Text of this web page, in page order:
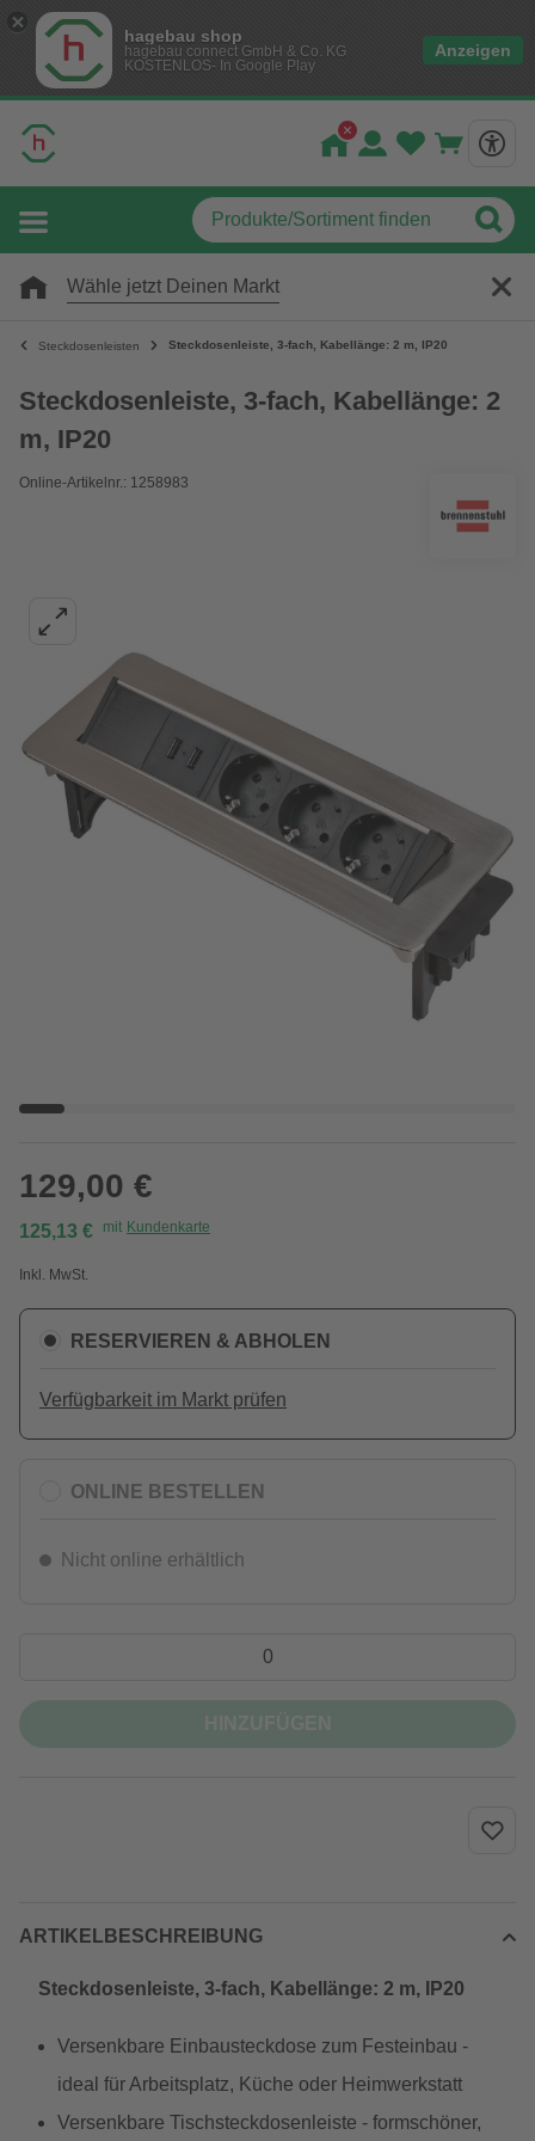
hagebau shop
hagebau connect GmbH & Co. KG
KOSTENLOS- In Google Play
Anzeigen
Wähle jetzt Deinen Markt
Steckdosenleisten Steckdosenleiste, 3-fach, Kabellänge: 2 m, IP20
Steckdosenleiste, 3-fach, Kabellänge: 2
m, IP20
Online-Artikelnr.: 1258983
129,00 €
125,13 € mit Kundenkarte
Inkl. MwSt.
RESERVIEREN & ABHOLEN
Verfügbarkeit im Markt prüfen
ONLINE BESTELLEN
Nicht online erhältlich
ARTIKELBESCHREIBUNG
Steckdosenleiste, 3-fach, Kabellänge: 2 m, IP20
Versenkbare Einbausteckdose zum Festeinbau -
ideal für Arbeitsplatz, Küche oder Heimwerkstatt
Versenkbare Tischsteckdosenleiste - formschöner,